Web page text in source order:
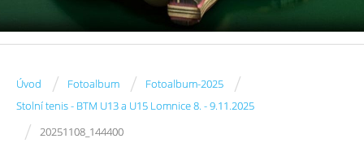
Úvod / Fotoalbum / Fotoalbum-2025 /
Stolní tenis - BTM U13 a U15 Lomnice 8. - 9.11.2025
/ 20251108_144400